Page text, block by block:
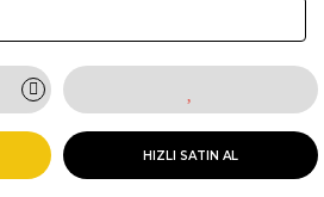
HIZLI SATIN AL